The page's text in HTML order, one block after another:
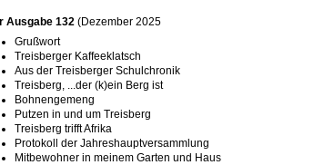
Ausgabe 132 (Dezember 2025
Grußwort
Treisberger Kaffeeklatsch
Aus der Treisberger Schulchronik
Treisberg, ...der (k)ein Berg ist
Bohnengemeng
Putzen in und um Treisberg
Treisberg trifft Afrika
Protokoll der Jahreshauptversammlung
Mitbewohner in meinem Garten und Haus